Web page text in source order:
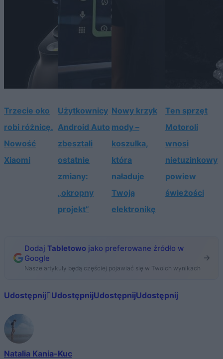
Trzecie oko
robi różnicę.
Nowość
Xiaomi
Użytkownicy
Android Auto
zbesztali
ostatnie
zmiany:
„okropny
projekt”
Nowy krzyk
mody –
koszulka,
która
naładuje
Twoją
elektronikę
Ten sprzęt
Motoroli
wnosi
nietuzinkowy
powiew
świeżości
Dodaj Tabletowo jako preferowane źródło w
Google
Nasze artykuły będą częściej pojawiać się w Twoich wynikach
Udostępnij UdostępnijUdostępnijUdostępnij
Natalia Kania-Kuc